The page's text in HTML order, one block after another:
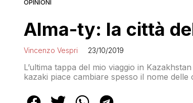
OPINIONI
Alma-ty: la città
Vincenzo Vespri 23/10/2019
L’ultima tappa del mio viaggio in
kazaki piace cambiare spesso il nome delle
le piste di pattinaggio e […]